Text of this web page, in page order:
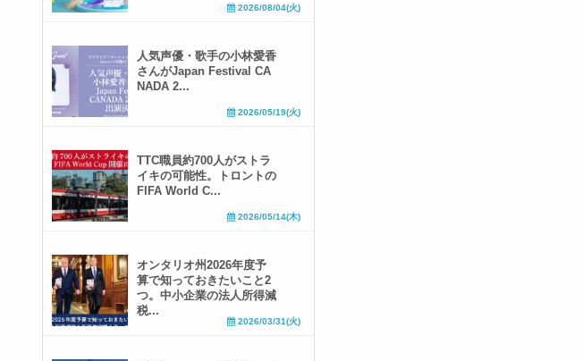
2026/08/04(火)
人気声優・歌手の小林愛香
さんがJapan Festival CA
NADA 2...
2026/05/19(火)
TTC職員約700人がストラ
イキの可能性。トロントの
FIFA World C...
2026/05/14(木)
オンタリオ州2026年度予
算で知っておきたいこと2
つ。中小企業の法人所得減
税...
2026/03/31(火)